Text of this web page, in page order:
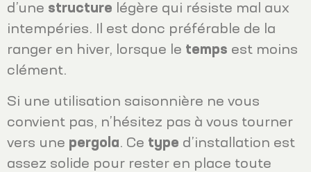
d’une structure légère qui résiste mal aux
intempéries. Il est donc préférable de la
ranger en hiver, lorsque le temps est moins
clément.
Si une utilisation saisonnière ne vous
convient pas, n’hésitez pas à vous tourner
vers une pergola. Ce type d’installation est
assez solide pour rester en place toute